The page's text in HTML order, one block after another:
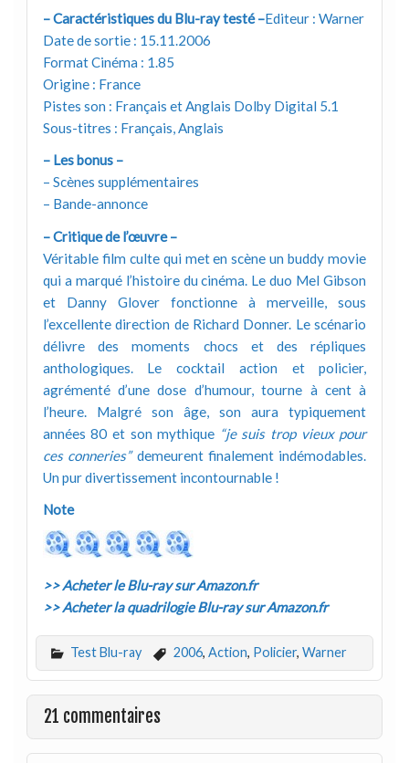
– Caractéristiques du Blu-ray testé –Editeur : Warner
Date de sortie : 15.11.2006
Format Cinéma : 1.85
Origine : France
Pistes son : Français et Anglais Dolby Digital 5.1
Sous-titres : Français, Anglais
– Les bonus –
– Scènes supplémentaires
– Bande-annonce
– Critique de l’œuvre –
Véritable film culte qui met en scène un buddy movie
qui a marqué l’histoire du cinéma. Le duo Mel Gibson
et Danny Glover fonctionne à merveille, sous
l’excellente direction de Richard Donner. Le scénario
délivre des moments chocs et des répliques
anthologiques. Le cocktail action et policier,
agrémenté d’une dose d’humour, tourne à cent à
l’heure. Malgré son âge, son aura typiquement
années 80 et son mythique “je suis trop vieux pour
ces conneries”demeurent finalement indémodables.
Un pur divertissement incontournable !
Note
>> Acheter le Blu-ray sur Amazon.fr
>> Acheter la quadrilogie Blu-ray sur Amazon.fr
Test Blu-ray 2006, Action, Policier, Warner
21 commentaires